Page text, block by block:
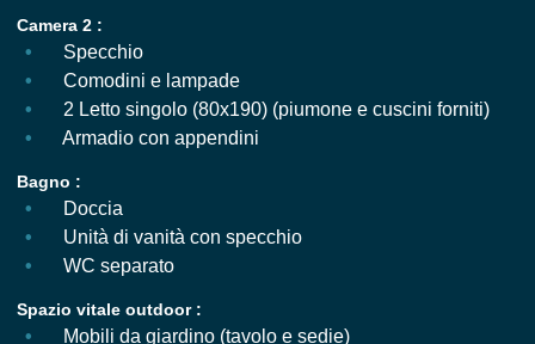
Camera 2 :
Specchio
Comodini e lampade
2 Letto singolo (80x190) (piumone e cuscini forniti)
Armadio con appendini
Bagno :
Doccia
Unità di vanità con specchio
WC separato
Spazio vitale outdoor :
Mobili da giardino (tavolo e sedie)